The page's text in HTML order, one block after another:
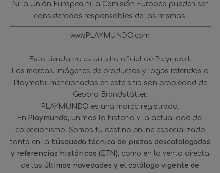
Ni la Unión Europea ni la Comisión Europea pueden ser
consideradas responsables de las mismas.
www.PLAYMUNDO.com
Esta tienda no es un sitio oficial de Playmobil.
Las marcas, imágenes de productos y logos referidos a
Playmobil mencionadas en este sitio son propiedad de
Geobra Brandstätter.
PLAYMUNDO es una marca registrada.
En Playmundo, unimos la historia y la actualidad del
coleccionismo. Somos tu destino online especializado
tanto en la búsqueda técnica de piezas descatalogadas
y referencias históricas (ETN), como en la venta directa
de las últimas novedades y el catálogo vigente de